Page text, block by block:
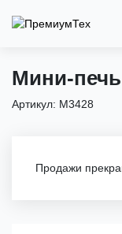
Мини-
Артикул: M3428
Продажи